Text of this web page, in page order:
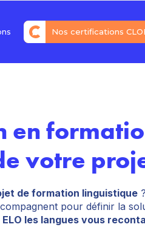
à tous les besoins
CLOE
Nos certifications
en
votre
de formation linguistique
pour définir la
les langues vous